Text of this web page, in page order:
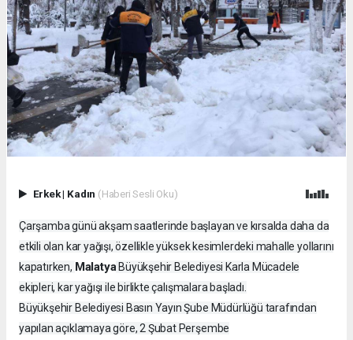
Erkek| Kadın (Haberi Sesli Oku)
Çarşamba günü akşam saatlerinde başlayan ve kırsalda daha da
etkili olan kar yağışı, özellikle yüksek kesimlerdeki mahalle yollarını
kapatırken, Malatya Büyükşehir Belediyesi Karla Mücadele
ekipleri, kar yağışı ile birlikte çalışmalara başladı.
Büyükşehir Belediyesi Basın Yayın Şube Müdürlüğü tarafından
yapılan açıklamaya göre, 2 Şubat Perşembe